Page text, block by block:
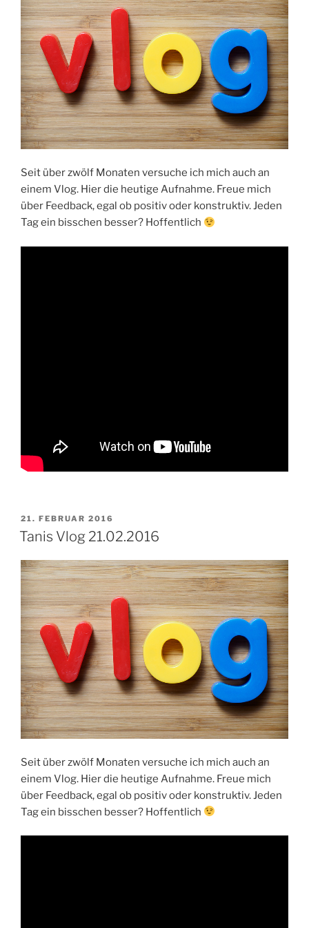
Seit über zwölf Monaten versuche ich mich auch an
einem Vlog. Hier die heutige Aufnahme. Freue mich
über Feedback, egal ob positiv oder konstruktiv. Jeden
Tag ein bisschen besser? Hoffentlich
VERÖFFENTLICHT
AM
21. FEBRUAR 2016
Tanis Vlog 21.02.2016
Seit über zwölf Monaten versuche ich mich auch an
einem Vlog. Hier die heutige Aufnahme. Freue mich
über Feedback, egal ob positiv oder konstruktiv. Jeden
Tag ein bisschen besser? Hoffentlich